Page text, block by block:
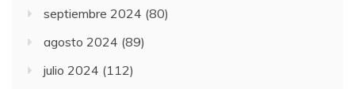
septiembre 2024 (80)
agosto 2024 (89)
julio 2024 (112)